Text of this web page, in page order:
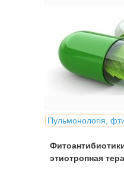
Пульмонологія,
этиотропная